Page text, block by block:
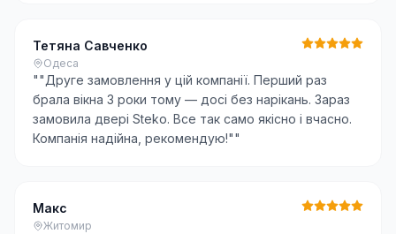
Тетяна Савченко
Одеса
""Друге замовлення у цій компанії. Перший раз
брала вікна 3 роки тому — досі без нарікань. Зараз
замовила двері Steko. Все так само якісно і вчасно.
Компанія надійна, рекомендую!""
Макс
Житомир